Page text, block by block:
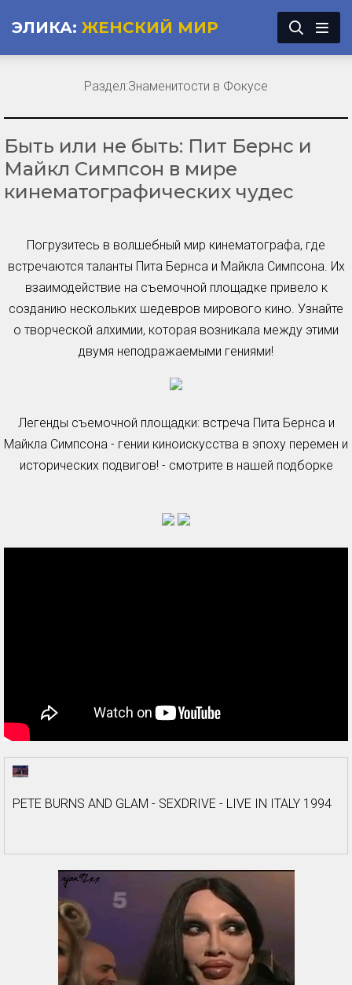
ЭЛИКА: ЖЕНСКИЙ МИР
Быть или не быть: Пит Бернс и
Майкл Симпсон в мире
кинематографических чудес
Погрузитесь в волшебный мир кинематографа, где
встречаются таланты Пита Бернса и Майкла Симпсона. Их
взаимодействие на съемочной площадке привело к
созданию нескольких шедевров мирового кино. Узнайте
о творческой алхимии, которая возникала между этими
двумя неподражаемыми гениями!
Легенды съемочной площадки: встреча Пита Бернса и
Майкла Симпсона - гении киноискусства в эпоху перемен и
исторических подвигов! - смотрите в нашей подборке
PETE BURNS AND GLAM - SEXDRIVE - LIVE IN ITALY 1994
Раздел:Знаменитости в Фокусе